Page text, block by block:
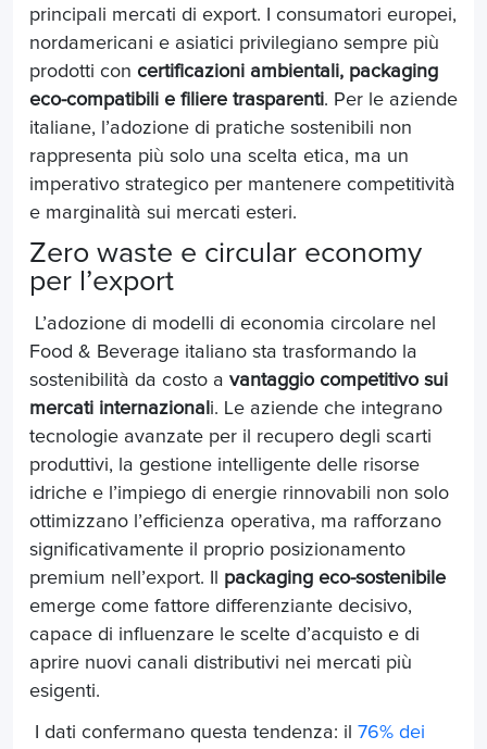
principali mercati di export. I consumatori europei,
nordamericani e asiatici privilegiano sempre più
prodotti con certificazioni ambientali, packaging
eco-compatibili e filiere trasparenti. Per le aziende
italiane, l’adozione di pratiche sostenibili non
rappresenta più solo una scelta etica, ma un
imperativo strategico per mantenere competitività
e marginalità sui mercati esteri.
Zero waste e circular economy
per l’export
L’adozione di modelli di economia circolare nel
Food & Beverage italiano sta trasformando la
sostenibilità da costo a vantaggio competitivo sui
mercati internazional i. Le aziende che integrano
tecnologie avanzate per il recupero degli scarti
produttivi, la gestione intelligente delle risorse
idriche e l’impiego di energie rinnovabili non solo
ottimizzano l’efficienza operativa, ma rafforzano
significativamente il proprio posizionamento
premium nell’export. Il packaging eco-sostenibile
emerge come fattore differenziante decisivo,
capace di influenzare le scelte d’acquisto e di
aprire nuovi canali distributivi nei mercati più
esigenti.
I dati confermano questa tendenza: il 76% dei